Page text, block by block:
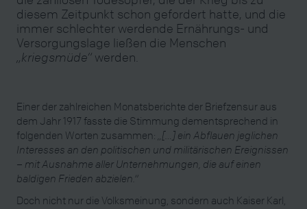
diesem Zeitpunkt schon gefordert hatte, und die
immer schlechter werdende Ernährungs- und
Versorgungslage ließen die Menschen
„kriegsmüde“ werden.
Einer der zahlreichen Monatsberichte der Briefzensur aus
dem Jahr 1917 fasste die Stimmung dementsprechend in
folgenden Worten zusammen: „[…] ein Abflauen jeglichen
Interesses an den politischen und militärischen Ereignissen
– mit Ausnahme aller Unternehmungen, die auf einen
baldigen Frieden abzielen.“
Doch nicht nur die Volksmeinung, sondern auch Kaiser Karl,